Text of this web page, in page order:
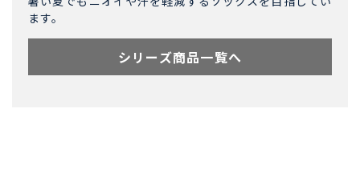
ます。
シリーズ商品一覧へ